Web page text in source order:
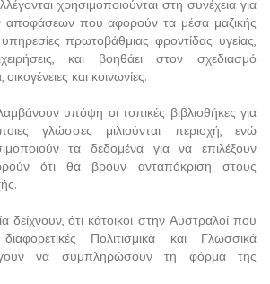
χρησιμοποιούνται στη συνέχεια για
αποφάσεων που αφορούν τα μέσα μαζικής
πρωτοβάθμιας φροντίδας υγείας,
και βοηθάει στον σχεδιασμό
και κοινωνίες.
υπόψη οι τοπικές βιβλιοθήκες για
γλώσσες μιλιούνται περιοχή, ενώ
τα δεδομένα για να επιλέξουν
ότι θα βρουν ανταπόκριση στους
δείχνουν, ότι κάτοικοι στην Αυστραλοί που
Πολιτισμικά και Γλωσσικά
να συμπληρώσουν τη φόρμα της